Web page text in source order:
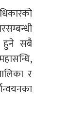
हुने सबै
र